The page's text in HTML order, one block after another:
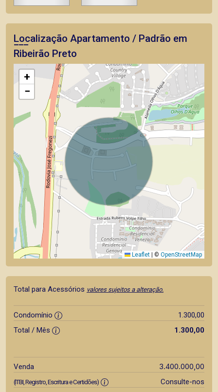
Localização Apartamento / Padrão em
Ribeirão Preto
+
−
Leaflet © OpenStreetMap
Total para Acessórios valores sujeitos a alteração.
Condomínio
1.300,00
Total / Mês
1.300,00
Venda 3.400.000,00
(ITBI, Registro, Escritura e Certidões)
Consulte-nos